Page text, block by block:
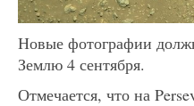
Новые фотографии
Землю 4 сентября.
Отмечается, что на